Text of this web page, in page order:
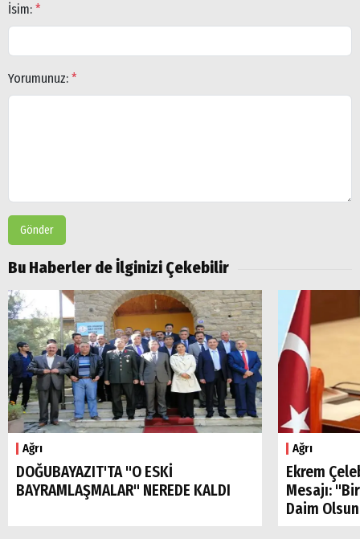
İsim: *
Yorumunuz: *
Gönder
Bu Haberler de İlginizi Çekebilir
Ağrı
DOĞUBAYAZIT'TA "O ESKİ
BAYRAMLAŞMALAR" NEREDE KALDI
Ağrı
Ekrem
Mesajı:
Daim
Arama
Popüler
Aramalar:
Ağrı
Doğubayazıt